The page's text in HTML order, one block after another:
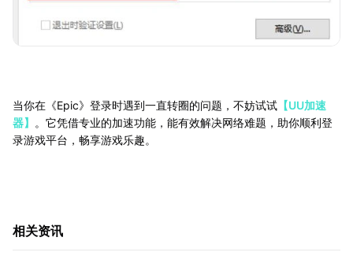
当你在《Epic》登录时遇到一直转圈的问题，不妨试试 【UU加速
器】
。它凭借专业的加速功能，能有效解决网络难题，助你顺利登
录游戏平台，畅享游戏乐趣。
相关资讯